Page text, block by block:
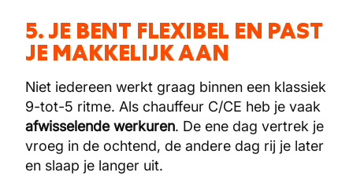
5. JE BENT FLEXIBEL EN PAST
JE MAKKELIJK AAN
Niet iedereen werkt graag binnen een klassiek
9-tot-5 ritme. Als chauffeur C/CE heb je vaak
afwisselende werkuren. De ene dag vertrek je
vroeg in de ochtend, de andere dag rij je later
en slaap je langer uit.